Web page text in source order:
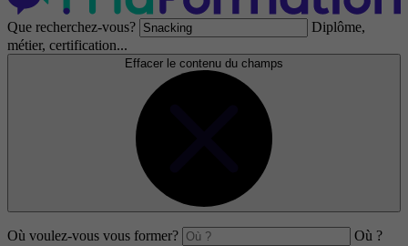
Que recherchez-vous?
Diplôme,
métier, certification...
Effacer le contenu du champs
Où voulez-vous vous former? Où ?